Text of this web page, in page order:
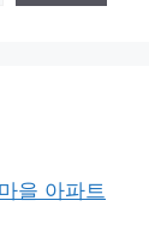
을 아파트